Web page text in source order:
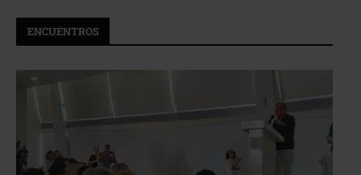
ENCUENTROS